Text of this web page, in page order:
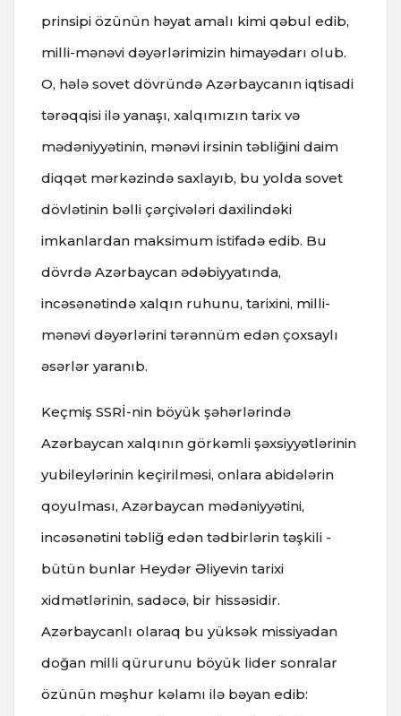
prinsipi özünün həyat amalı kimi qəbul edib,
milli-mənəvi dəyərlərimizin himayədarı olub.
O, hələ sovet dövründə Azərbaycanın iqtisadi
tərəqqisi ilə yanaşı, xalqımızın tarix və
mədəniyyətinin, mənəvi irsinin təbliğini daim
diqqət mərkəzində saxlayıb, bu yolda sovet
dövlətinin bəlli çərçivələri daxilindəki
imkanlardan maksimum istifadə edib. Bu
dövrdə Azərbaycan ədəbiyyatında,
incəsənətində xalqın ruhunu, tarixini, milli-
mənəvi dəyərlərini tərənnüm edən çoxsaylı
əsərlər yaranıb.
Keçmiş SSRİ-nin böyük şəhərlərində
Azərbaycan xalqının görkəmli şəxsiyyətlərinin
yubileylərinin keçirilməsi, onlara abidələrin
qoyulması, Azərbaycan mədəniyyətini,
incəsənətini təbliğ edən tədbirlərin təşkili -
bütün bunlar Heydər Əliyevin tarixi
xidmətlərinin, sadəcə, bir hissəsidir.
Azərbaycanlı olaraq bu yüksək missiyadan
doğan milli qürurunu böyük lider sonralar
özünün məşhur kəlamı ilə bəyan edib: